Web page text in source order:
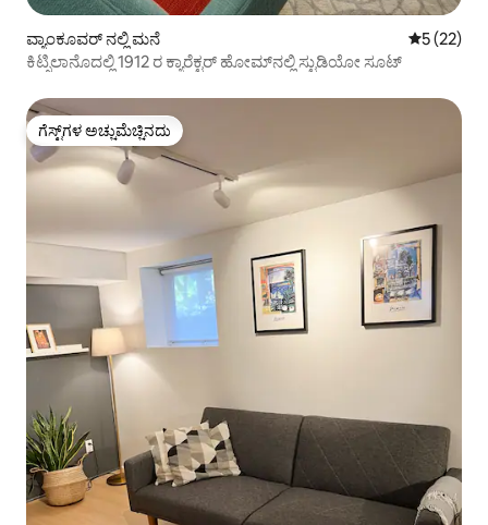
ವ್ಯಾಂಕೂವರ್ ನಲ್ಲಿ ಮನೆ 5 ರಲ್ಲಿ 5
5 (22)
ಕಿಟ್ಸಿಲಾನೊದಲ್ಲಿ 1912 ರ ಕ್ಯಾರೆಕ್ಟರ್ ಹೋಮ್‌ನಲ್ಲಿ ಸ್ಟುಡಿಯೋ ಸೂಟ್
ಗೆಸ್ಟ್‌ಗಳ ಅಚ್ಚುಮೆಚ್ಚಿನದು
ಗೆಸ್ಟ್‌ಗಳ ಅಚ್ಚುಮೆಚ್ಚಿನದು